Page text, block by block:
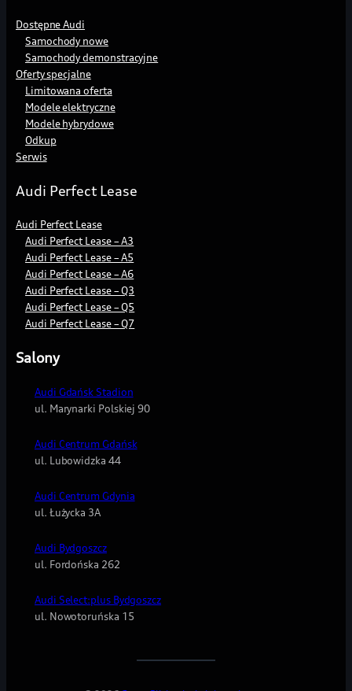
Dostępne Audi
Samochody nowe
Samochody demonstracyjne
Oferty specjalne
Limitowana oferta
Modele elektryczne
Modele hybrydowe
Odkup
Serwis
Audi Perfect Lease
Audi Perfect Lease
Audi Perfect Lease – A3
Audi Perfect Lease – A5
Audi Perfect Lease – A6
Audi Perfect Lease – Q3
Audi Perfect Lease – Q5
Audi Perfect Lease – Q7
Salony
Audi Gdańsk Stadion
ul. Marynarki Polskiej 90
Audi Centrum Gdańsk
ul. Lubowidzka 44
Audi Centrum Gdynia
ul. Łużycka 3A
Audi Bydgoszcz
ul. Fordońska 262
Audi Select:plus Bydgoszcz
ul. Nowotoruńska 15